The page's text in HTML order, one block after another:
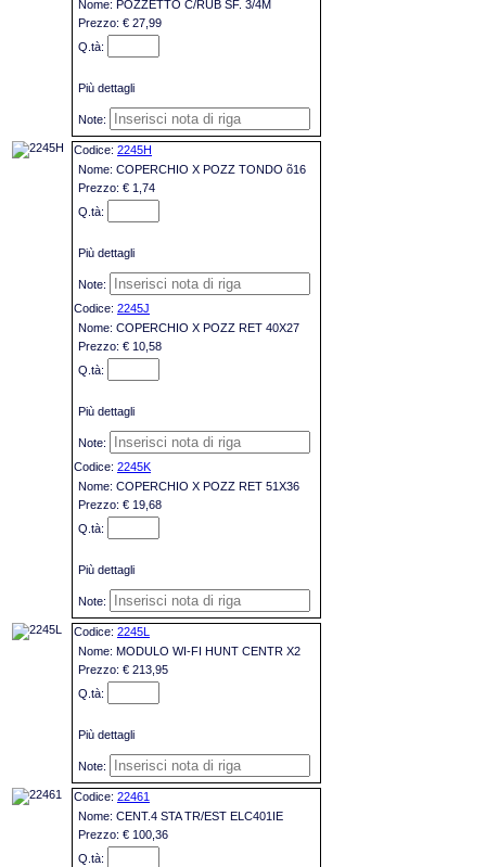
POZZETTO C/RUB SF. 3/4M
€ 27,99
Più dettagli
2245H
COPERCHIO X POZZ TONDO õ16
€ 1,74
Più dettagli
2245J
COPERCHIO X POZZ RET 40X27
€ 10,58
Più dettagli
2245K
COPERCHIO X POZZ RET 51X36
€ 19,68
Più dettagli
2245L
MODULO WI-FI HUNT CENTR X2
€ 213,95
Più dettagli
22461
CENT.4 STA TR/EST ELC401IE
€ 100,36